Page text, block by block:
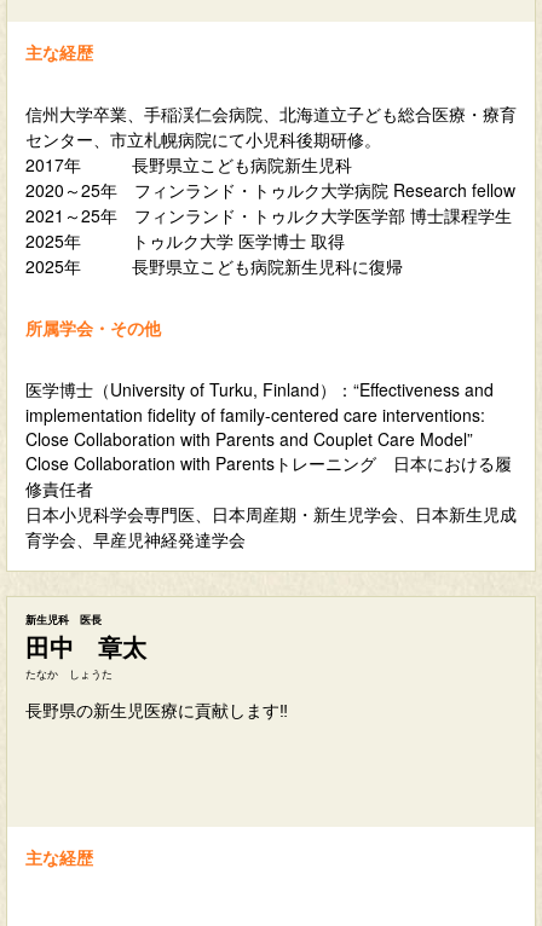
主な経歴
信州大学卒業、手稲渓仁会病院、北海道立子ども総合医療・療育
センター、市立札幌病院にて小児科後期研修。
2017年 長野県立こども病院新生児科
2020～25年 フィンランド・トゥルク大学病院 Research fellow
2021～25年 フィンランド・トゥルク大学医学部 博士課程学生
2025年 トゥルク大学 医学博士 取得
2025年 長野県立こども病院新生児科に復帰
所属学会・その他
医学博士（University of Turku, Finland）：“Effectiveness and
implementation fidelity of family-centered care interventions:
Close Collaboration with Parents and Couplet Care Model”
Close Collaboration with Parentsトレーニング 日本における履
修責任者
日本小児科学会専門医、日本周産期・新生児学会、日本新生児成
育学会、早産児神経発達学会
新生児科 医長
田中 章太
たなか しょうた
長野県の新生児医療に貢献します‼
主な経歴